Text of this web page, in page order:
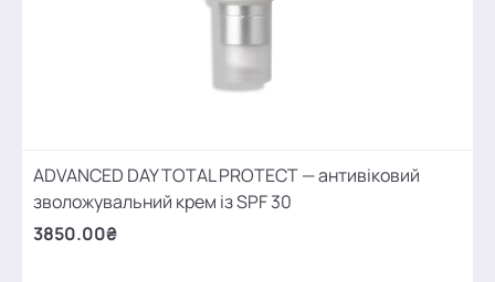
ADVANCED DAY TOTAL PROTECT — антивіковий
зволожувальний крем із SPF 30
3850.00₴